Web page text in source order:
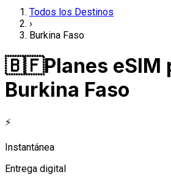
Todos los Destinos
›
Burkina Faso
🇧🇫Planes eSIM
Burkina Faso
⚡
Instantánea
Entrega digital